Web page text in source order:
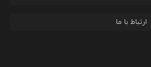
ارتباط با ما